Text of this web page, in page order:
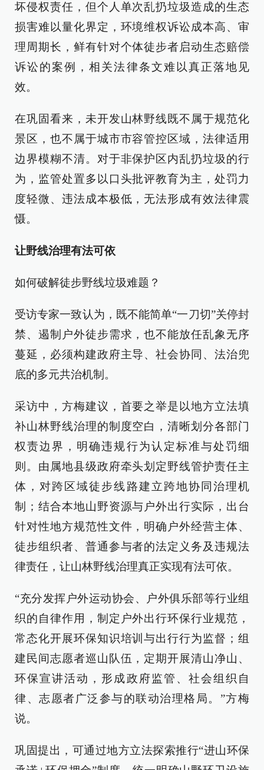
坏侵权责任，但个人单次乱扔垃圾造成的生态
损害难以量化界定，环境维权诉讼成本高、审
理周期长，鲜有针对个体徒步者启动生态赔偿
诉讼的案例，相关法律条文难以真正落地见
效。
在巩固看来，未开发山林野线既不属于规范化
景区，也不属于城市市容管控区域，法律适用
边界模糊不清。对于非保护区内乱扔垃圾的行
为，监管处置多以口头批评教育为主，处罚力
度轻微、违法成本极低，无法形成有效法律震
慑。
让野线治理有法可依
如何破解徒步野线垃圾难题？
受访专家一致认为，既不能简单“一刀切”关停封
禁、遏制户外徒步需求，也不能放任乱象无序
蔓延，必须构建政府主导、社会协同、法治兜
底的多元共治机制。
采访中，方梅建议，首要之举是以地方立法填
补山林野线治理的制度空白，清晰划分各部门
权责边界，明确违规行为认定标准与处罚细
则。由属地县级政府牵头划定野线管护责任主
体，对跨区域徒步线路建立跨地协同治理机
制；结合本地山野资源与户外出行实际，出台
针对性地方规范性文件，明确户外经营主体、
徒步组织者、普通参与者的法定义务及违规法
律责任，让山林野线治理真正实现有法可依。
“充分发挥户外运动协会、户外俱乐部等行业组
织的自律作用，制定户外出行环保行业规范，
常态化开展环保知识培训与出行行为监督；组
建民间志愿者巡山队伍，定期开展清山净山、
环保宣讲活动，形成政府监管、社会组织自
律、志愿者广泛参与的联动治理格局。”方梅
说。
巩固提出，可通过地方立法探索推行“进山环保